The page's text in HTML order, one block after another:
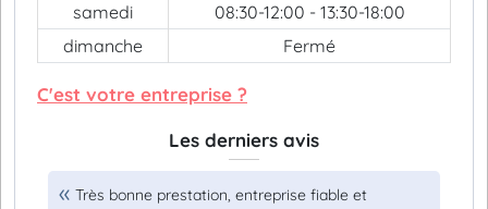
samedi
08:30-12:00 - 13:30-18:00
dimanche
Fermé
C'est votre entreprise ?
Les derniers avis
Très bonne prestation, entreprise fiable et